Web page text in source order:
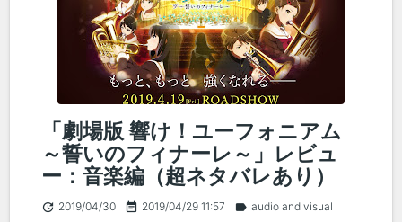
「劇場版 響け！ユーフォニアム
～誓いのフィナーレ～」レビュ
ー：音楽編（超ネタバレあり）
update 2019/04/30 event_note 2019/04/29 11:57 label audio and visual